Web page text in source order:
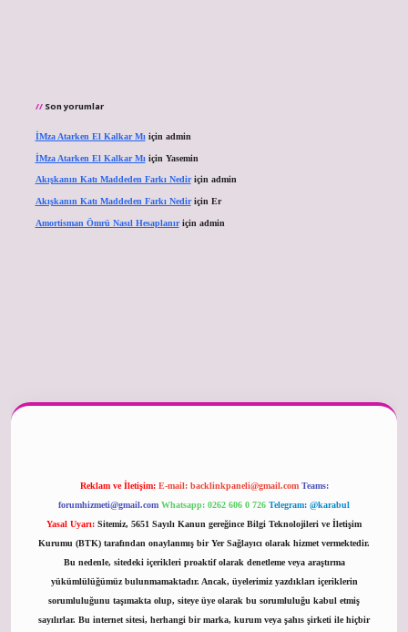
Son yorumlar
İMza Atarken El Kalkar Mıiçin admin
İMza Atarken El Kalkar Mıiçin Yasemin
Akışkanın Katı Maddeden Farkı Nediriçin admin
Akışkanın Katı Maddeden Farkı Nediriçin Er
Amortisman Ömrü Nasıl Hesaplanıriçin admin
Reklam ve İletişim: E-mail: backlinkpaneli@gmail.com Teams:
forumhizmeti@gmail.com Whatsapp: 0262 606 0 726 Telegram: @karabul
Yasal Uyarı: Sitemiz, 5651 Sayılı Kanun gereğince Bilgi Teknolojileri ve İletişim
Kurumu (BTK) tarafından onaylanmış bir Yer Sağlayıcı olarak hizmet vermektedir.
Bu nedenle, sitedeki içerikleri proaktif olarak denetleme veya araştırma
yükümlülüğümüz bulunmamaktadır. Ancak, üyelerimiz yazdıkları içeriklerin
sorumluluğunu taşımakta olup, siteye üye olarak bu sorumluluğu kabul etmiş
sayılırlar. Bu internet sitesi, herhangi bir marka, kurum veya şahıs şirketi ile hiçbir